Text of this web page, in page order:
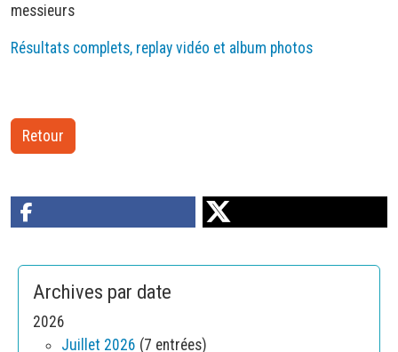
messieurs
Résultats complets, replay vidéo et album photos
Retour
Archives par date
2026
Juillet 2026 (7 entrées)